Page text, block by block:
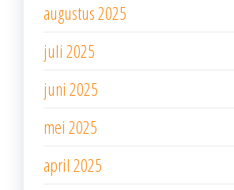
augustus 2025
juli 2025
juni 2025
mei 2025
april 2025